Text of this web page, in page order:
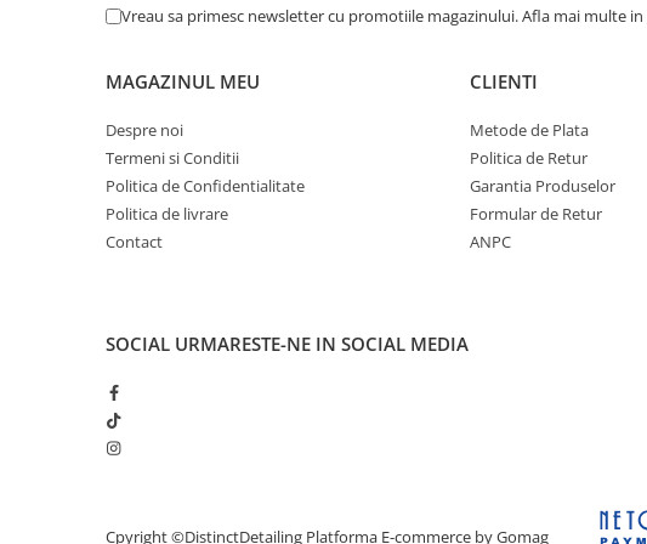
- Greutate 1400 gsm
- Ţesatură specială
- Fără scame
Compoziţie:
80% poliester
20% poliamidă
Vreau sa primesc newsletter cu promotiile magazinului. Afla mai multe in
MAGAZINUL MEU
Despre noi
Termeni si Conditii
Politica de Confidentialitate
Politica de livrare
Contact
CLIENTI
Metode de Plata
Politica de Retur
Garantia Produselor
Formular de Retur
ANPC
SOCIAL URMARESTE-NE IN SOCIAL MEDIA
Cpyright ©DistinctDetailing Platforma E-commerce by Gomag